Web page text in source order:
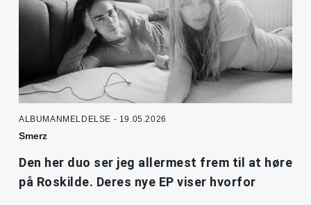
ALBUMANMELDELSE - 19.05.2026
Smerz
Den her duo ser jeg allermest frem til at høre
på Roskilde. Deres nye EP viser hvorfor